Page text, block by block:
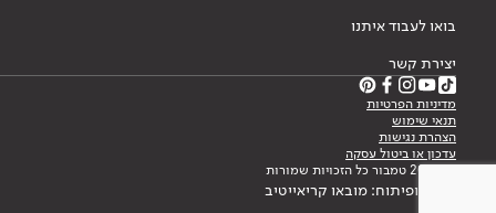
בואו לעבוד איתנו
יצירת קשר
מדיניות הפרטיות
תנאי שימוש
הצהרת נגישות
עדכון או ביטול עסקה
© 2026 טמבור כל הזכויות שמורות
עיצוב ופיתוח: מובאו קריאייטיב